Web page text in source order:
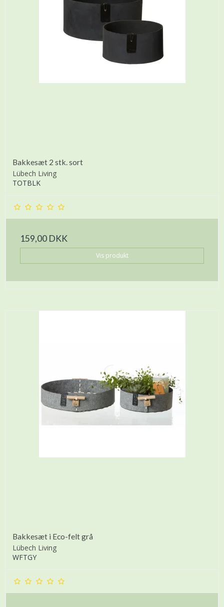
Bakkesæt 2 stk. sort
Lübech Living
TOTBLK
159,00 DKK
Vis produkt
Bakkesæt i Eco-felt grå
Lübech Living
WFTGY